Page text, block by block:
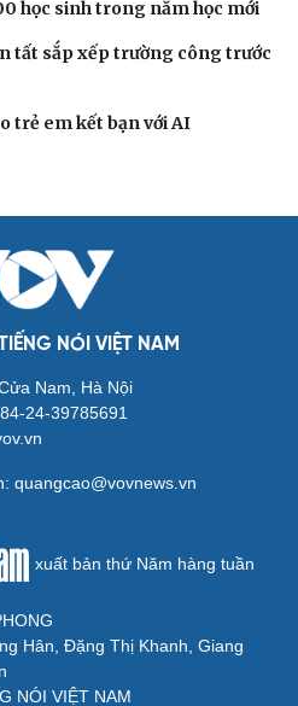
học sinh trong năm học mới
tất sắp xếp trường công trước
trẻ em kết bạn với AI
NÓI VIỆT NAM
Nam, Hà Nội
24-39785691
quangcao@vovnews.vn
xuất bản thứ Năm hàng tuần
Hân, Đặng Thị Khanh, Giang
NÓI VIỆT NAM